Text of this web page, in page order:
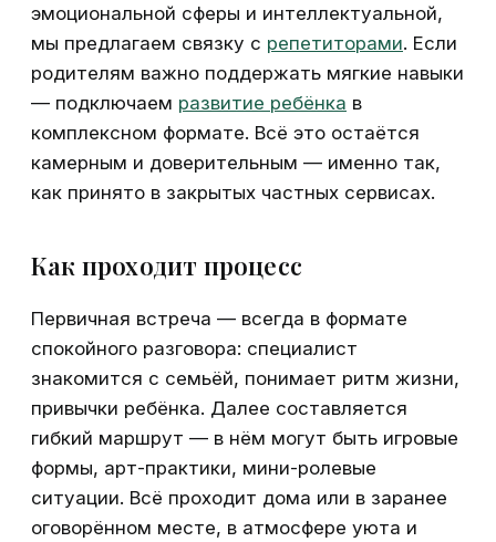
эмоциональной сферы и интеллектуальной,
мы предлагаем связку с репетиторами. Если
родителям важно поддержать мягкие навыки
— подключаем развитие ребёнка в
комплексном формате. Всё это остаётся
камерным и доверительным — именно так,
как принято в закрытых частных сервисах.
Как проходит процесс
Первичная встреча — всегда в формате
спокойного разговора: специалист
знакомится с семьёй, понимает ритм жизни,
привычки ребёнка. Далее составляется
гибкий маршрут — в нём могут быть игровые
формы, арт-практики, мини-ролевые
ситуации. Всё проходит дома или в заранее
оговорённом месте, в атмосфере уюта и